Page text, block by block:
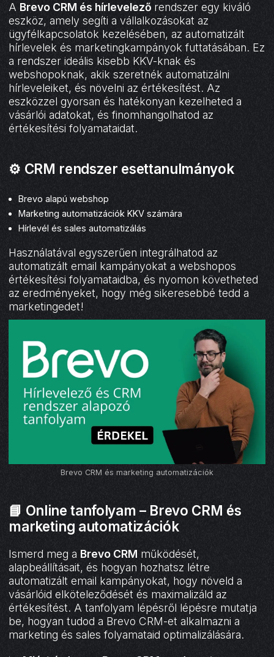
A Brevo CRM és hírlevelező rendszer egy kiváló
eszköz, amely segíti a vállalkozásokat az
ügyfélkapcsolatok kezelésében, az automatizált
hírlevelek és marketingkampányok futtatásában. Ez
a rendszer ideális kisebb KKV-knak és
webshopoknak, akik szeretnék automatizálni
hírleveleiket, és növelni az értékesítést. Az
eszközzel gyorsan és hatékonyan kezelheted a
vásárlói adatokat, és finomhangolhatod az
értékesítési folyamataidat.
⚙️ CRM rendszer esettanulmányok
Brevo alapú webshop
Marketing automatizációk KKV számára
Hírlevél és sales automatizálás
Használatával egyszerűen integrálhatod az
automatizált email kampányokat a webshopos
értékesítési folyamataidba, és nyomon követheted
az eredményeket, hogy még sikeresebbé tedd a
marketingedet!
Brevo CRM és marketing automatizációk
📘 Online tanfolyam – Brevo CRM és
marketing automatizációk
Ismerd meg a Brevo CRM működését,
alapbeállításait, és hogyan hozhatsz létre
automatizált email kampányokat, hogy növeld a
vásárlóid elköteleződését és maximalizáld az
értékesítést. A tanfolyam lépésről lépésre mutatja
be, hogyan tudod a Brevo CRM-et alkalmazni a
marketing és sales folyamataid optimalizálására.